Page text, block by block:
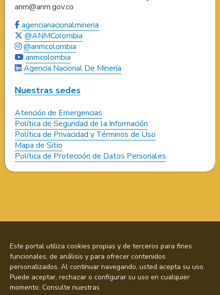
anm@anm.gov.co
agencianacionalmineria
@ANMColombia
@anmcolombia
anmcolombia
Agencia Nacional De Minería
Nuestras sedes
Atención de Emergencias
Política de Seguridad de la Información
Política de Privacidad y Términos de Uso
Mapa de Sitio
Política de Protección de Datos Personales
Este portal utiliza cookies propias y de terceros para fines
funcionales, de análisis y para ofrecer contenidos
personalizados. Al continuar navegando, usted acepta su uso.
Puede aceptar, rechazar o configurar su uso en cualquier
momento. Consulte nuestras